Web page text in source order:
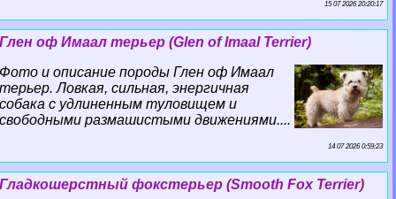
15 07 2026 20:20:17
Глен оф Имаал терьер (Glen of Imaal Terrier)
Фото и описание породы Глен оф Имаал
терьер. Ловкая, сильная, энергичная
собака с удлиненным туловищем и
свободными размашистыми движениями....
14 07 2026 0:59:23
Гладкошерстный фокстерьер (Smooth Fox Terrier)